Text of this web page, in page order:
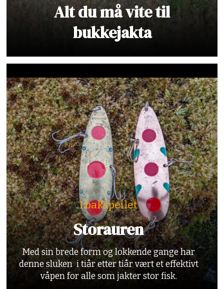
Alt du må vite til
bukkejakta
I bakspeilet
Storauren
Med sin brede form og lokkende gange har
denne sluken i tiår etter tiår vært et effektivt
våpen for alle som jakter stor fisk.